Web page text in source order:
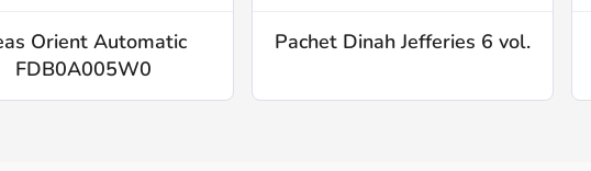
Orient Automatic
FDB0A005W0
Pachet Dinah Jefferies 6 vol.